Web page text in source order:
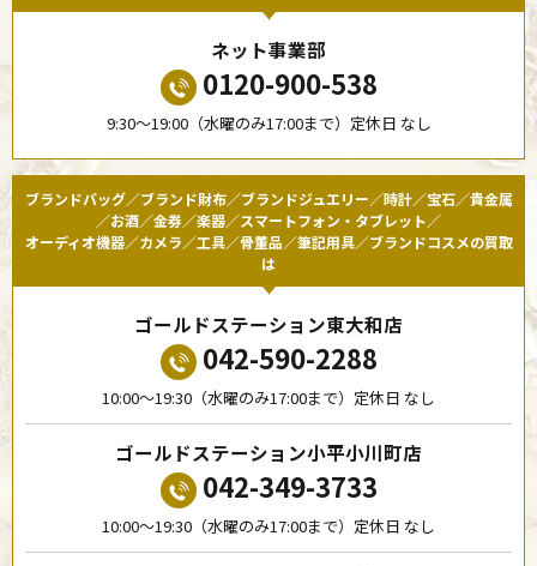
ネット事業部
0120-900-538
9:30〜19:00（水曜のみ17:00まで）定休日 なし
ブランドバッグ／ブランド財布／ブランドジュエリー／時計／宝石／貴金属
／お酒／金券／楽器／スマートフォン・タブレット／
オーディオ機器／カメラ／工具／骨董品／筆記用具／ブランドコスメの買取
は
ゴールドステーション東大和店
042-590-2288
10:00〜19:30（水曜のみ17:00まで）定休日 なし
ゴールドステーション小平小川町店
042-349-3733
10:00〜19:30（水曜のみ17:00まで）定休日 なし